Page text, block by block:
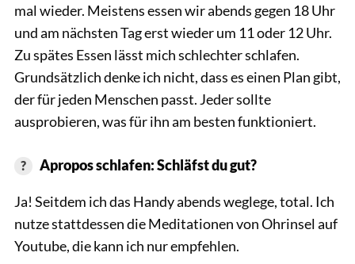
mal wieder. Meistens essen wir abends gegen 18 Uhr
und am nächsten Tag erst wieder um 11 oder 12 Uhr.
Zu spätes Essen lässt mich schlechter schlafen.
Grundsätzlich denke ich nicht, dass es einen Plan gibt,
der für jeden Menschen passt. Jeder sollte
ausprobieren, was für ihn am besten funktioniert.
Apropos schlafen: Schläfst du gut?
Ja! Seitdem ich das Handy abends weglege, total. Ich
nutze stattdessen die Meditationen von Ohrinsel auf
Youtube, die kann ich nur empfehlen.